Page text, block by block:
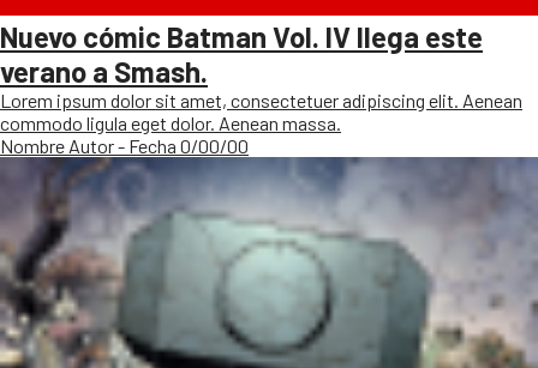
Nuevo cómic Batman Vol. IV llega este
verano a Smash.
Lorem ipsum dolor sit amet, consectetuer adipiscing elit. Aenean
commodo ligula eget dolor. Aenean massa.
Nombre Autor - Fecha 0/00/00